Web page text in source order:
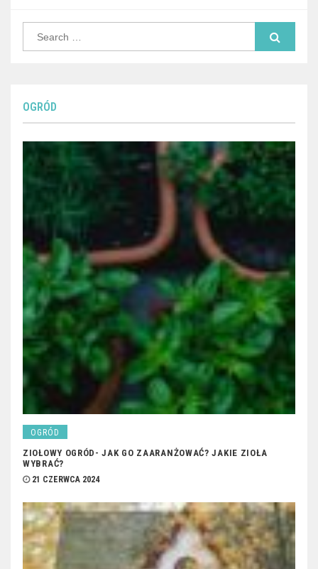
OGRÓD
OGRÓD
ZIOŁOWY OGRÓD- JAK GO ZAARANŻOWAĆ? JAKIE ZIOŁA
WYBRAĆ?
21 CZERWCA 2024